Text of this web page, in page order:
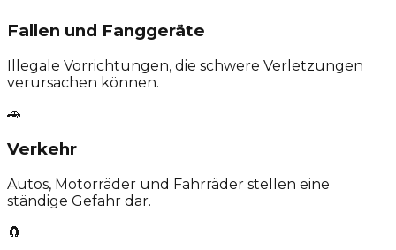
Fallen und Fanggeräte
Illegale Vorrichtungen, die schwere Verletzungen
verursachen können.
🚗
Verkehr
Autos, Motorräder und Fahrräder stellen eine
ständige Gefahr dar.
🧲